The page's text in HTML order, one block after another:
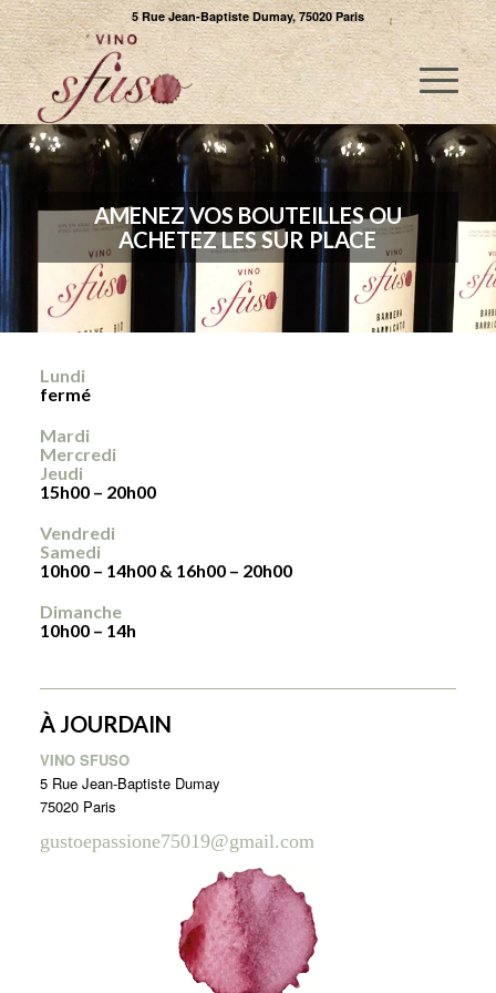
5 Rue Jean-Baptiste Dumay, 75020 Paris
AMENEZ VOS BOUTEILLES OU
ACHETEZ LES SUR PLACE
Lundi
fermé
Mardi
Mercredi
Jeudi
15h00 – 20h00
Vendredi
Samedi
10h00 – 14h00 & 16h00 – 20h00
Dimanche
10h00 – 14h
À JOURDAIN
VINO SFUSO
5 Rue Jean-Baptiste Dumay
75020 Paris
gustoepassione75019@gmail.com